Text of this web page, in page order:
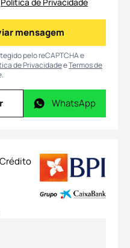
Enviar mensagem
mensagem
pelo reCAPTCHA e
de PrivacidadeeTermos de
WhatsApp
WhatsApp